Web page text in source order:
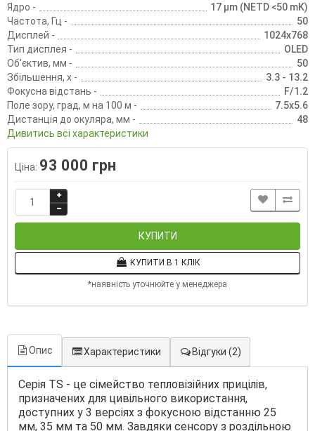
Ядро -
17 µm (NETD <50 mK)
Частота, Гц -
50
Дисплей -
1024x768
Тип дисплея -
OLED
Об'єктив, мм -
50
Збільшення, х -
3.3 - 13.2
Фокусна відстань -
F/1.2
Поле зору, град, м на 100 м -
7.5x5.6
Дистанція до окуляра, мм -
48
Дивитись всі характеристики
Ціна: 93 000 грн
КУПИТИ
КУПИТИ В 1 КЛІК
*наявність уточнюйте у менеджера
Опис Характеристики Відгуки (2)
Серія TS - це сімейство тепловізійних прицілів,
призначених для цивільного використання,
доступних у 3 версіях з фокусною відстанню 25
мм, 35 ​​мм та 50 мм. Завдяки сенсору з роздільною